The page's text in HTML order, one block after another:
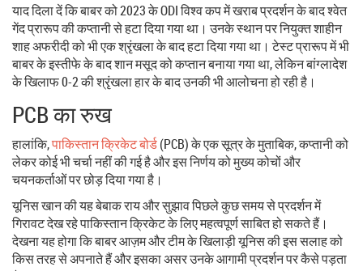
याद दिला दें कि बाबर को 2023 के ODI विश्व कप में खराब प्रदर्शन के बाद श्वेत
गेंद प्रारूप की कप्तानी से हटा दिया गया था। उनके स्थान पर नियुक्त शाहीन
शाह अफरीदी को भी एक श्रृंखला के बाद हटा दिया गया था। टेस्ट प्रारूप में भी
बाबर के इस्तीफे के बाद शान मसूद को कप्तान बनाया गया था, लेकिन बांग्लादेश
के खिलाफ 0-2 की श्रृंखला हार के बाद उनकी भी आलोचना हो रही है।
PCB का रुख
हालांकि,पाकिस्तान क्रिकेट बोर्ड(PCB) के एक सूत्र के मुताबिक, कप्तानी को
लेकर कोई भी चर्चा नहीं की गई है और इस निर्णय को मुख्य कोचों और
चयनकर्ताओं पर छोड़ दिया गया है।
यूनिस खान की यह बेबाक राय और सुझाव पिछले कुछ समय से प्रदर्शन में
गिरावट देख रहे पाकिस्तान क्रिकेट के लिए महत्वपूर्ण साबित हो सकते हैं।
देखना यह होगा कि बाबर आज़म और टीम के खिलाड़ी यूनिस की इस सलाह को
किस तरह से अपनाते हैं और इसका असर उनके आगामी प्रदर्शन पर कैसे पड़ता